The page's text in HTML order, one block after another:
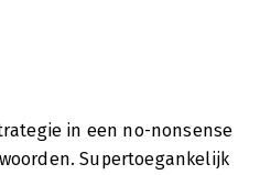
in een no-nonsense
Supertoegankelijk